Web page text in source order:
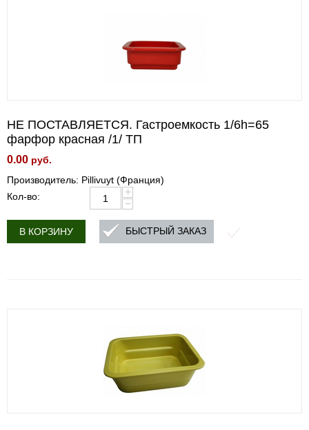
НЕ ПОСТАВЛЯЕТСЯ. Гастроемкость 1/6h=65
фарфор красная /1/ ТП
0.00 руб.
Производитель: Pillivuyt (Франция)
Кол-во:
+
−
В КОРЗИНУ БЫСТРЫЙ ЗАКАЗ